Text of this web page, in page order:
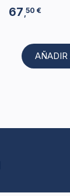
67 ,50 €
AÑADIR